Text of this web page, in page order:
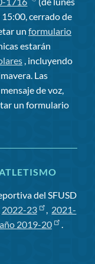
cerrado de
un formulario
estarán
, incluyendo
Las
de voz,
un formulario
del SFUSD
2022-23 , 2021-
2019-20 .